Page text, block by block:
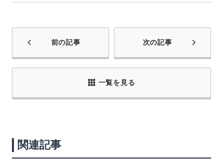
前の記事 次の記事
一覧を見る
関連記事